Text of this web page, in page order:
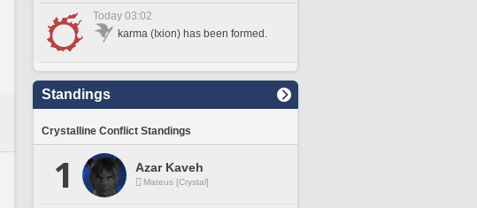
Today 03:02
karma (Ixion) has been formed.
Standings
Crystalline Conflict Standings
1 Azar Kaveh
Mateus [Crystal]